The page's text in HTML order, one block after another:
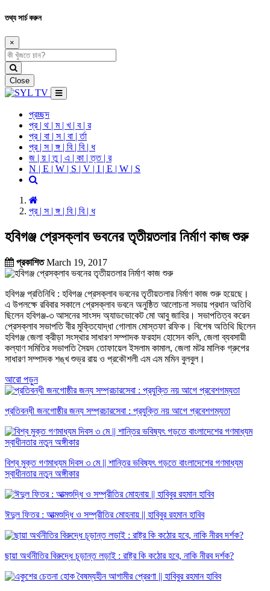
তথ্য সার্চ করুন
×
Close
প্রচ্ছদ
প্র | থ | ম | খ | ব | র
প্র | বা | স | বা | র্তা
প্র | স | ঙ্গ | বি | বি | ধ
জ | য় | তু | এ | কা | ত্ত | র
N | E | W | S | V | I | E | W | S
প্র | স | ঙ্গ | বি | বি | ধ
হবিগঞ্জ প্রেসক্লাব ভবনের তৃতীয়তলার নির্মাণ কাজ শুরু
প্রকাশিতMarch 19, 2017
হবিগঞ্জ প্রতিনিধি : হবিগঞ্জ প্রেসক্লাব ভবনের তৃতীয়তলার নির্মাণ কাজ শুরু হয়েছে।
এ উপলক্ষে রবিবার সকালে প্রেসক্লাব ভবনে অনুষ্ঠিত আলোচনা সভায় প্রধান অতিথি
ছিলেন হবিগঞ্জ-৩ আসনের সাংসদ অ্যাডভোকেট মো আবু জাহির। সভাপতিত্ব করেন
প্রেসক্লাব সভাপতি বীর মুক্তিযোদ্ধা গোলাম মোস্তফা রফিক। বিশেষ অতিথি ছিলেন
হবিগঞ্জ জেলা ক্রীড়া সংস্থার সাধারণ সম্পাদক ফরহাদ হোসেন কলি, জেলা ব্যবসায়ী
কল্যাণ সমিতির সভাপতি সৈয়দ তোফায়েল ইসলাম কামাল, জেলা মটর মালিক গ্রুপের
সাধারণ সম্পাদক শঙ্খ শুভ্র রায় ও প্রকৌশলী এম এম মমিন বুলবুল।
আরো পড়ুন
প্রতিবন্ধী জনগোষ্ঠীর জন্য সম্প্রচারসেবা : প্রযুক্তি নয় আগে প্রবেশগম্যতা
বিশ্ব মুক্ত গণমাধ্যম দিবস ৩ মে || শান্তির ভবিষ্যৎ গড়তে বাংলাদেশের গণমাধ্যম
স্বাধীনতার নতুন অঙ্গীকার
ঈদুল ফিতর : আত্মশুদ্ধি ও সম্প্রীতির মোহনায় || হাবিবুর রহমান হাবিব
ছায়া অর্থনীতির বিরুদ্ধে চূড়ান্ত লড়াই : রাষ্ট্র কি কঠোর হবে, নাকি নীরব দর্শক?